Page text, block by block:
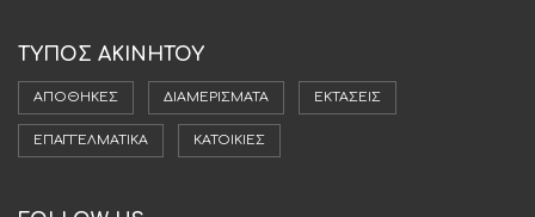
ΤΥΠΟΣ ΑΚΙΝΗΤΟΥ
ΑΠΟΘΉΚΕΣ ΔΙΑΜΕΡΊΣΜΑΤΑ ΕΚΤΆΣΕΙΣ
ΕΠΑΓΓΕΛΜΑΤΙΚΆ ΚΑΤΟΙΚΊΕΣ